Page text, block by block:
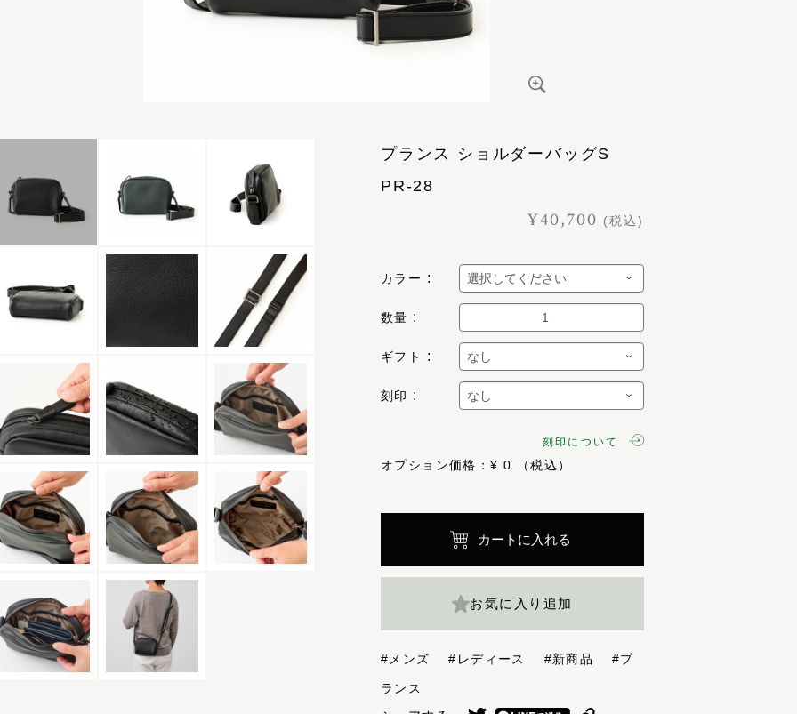
プランス ショルダーバッグS
PR-28
¥40,700 (税込)
カラー
数量
ギフト
刻印
刻印について
オプション価格：¥ 0
カートに入れる
お気に入り追加
#メンズ #レディース #新商品 #プ
ランス